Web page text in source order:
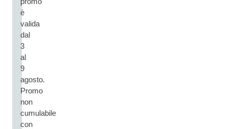
è
valida
dal
3
al
9
agosto.
Promo
non
cumulabile
con